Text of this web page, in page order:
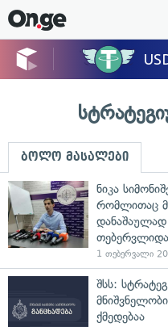
ბოლო მასალები
ნიკა
რომლითაც
1 თებერვალი
შსს:
ქმედებაა